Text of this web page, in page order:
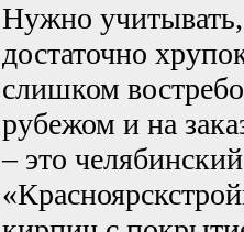
Нужно
достаточно
слишком
рубежом и на
– это